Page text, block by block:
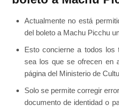
Actualmente no está
del boleto a Machu Picchu
Esto concierne a todos
sea los que se ofrecen en
página del Ministerio de
Solo se permite corregir
documento de identidad o